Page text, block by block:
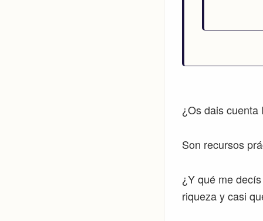
¿Os dais
Son recursos
¿Y qué me
riqueza y casi